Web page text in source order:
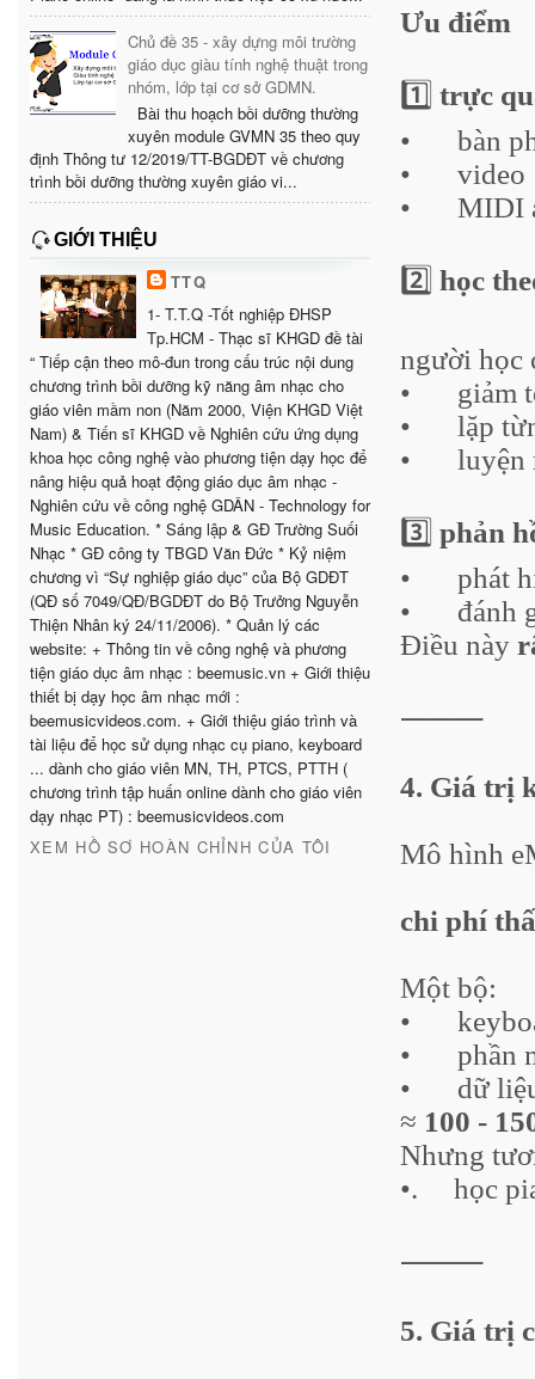
Chủ đề 35 - xây dựng môi trường
giáo dục giàu tính nghệ thuật trong
nhóm, lớp tại cơ sở GDMN.
Bài thu hoạch bồi dưỡng thường
xuyên module GVMN 35 theo quy
định Thông tư 12/2019/TT-BGDĐT về chương
trình bồi dưỡng thường xuyên giáo vi...
GIỚI THIỆU
TTQ
1- T.T.Q -Tốt nghiệp ĐHSP
Tp.HCM - Thạc sĩ KHGD đề tài
“ Tiếp cận theo mô-đun trong cấu trúc nội dung
chương trình bồi dưỡng kỹ năng âm nhạc cho
giáo viên mầm non (Năm 2000, Viện KHGD Việt
Nam) & Tiến sĩ KHGD về Nghiên cứu ứng dụng
khoa học công nghệ vào phương tiện dạy học để
nâng hiệu quả hoạt động giáo dục âm nhạc -
Nghiên cứu về công nghệ GDÂN - Technology for
Music Education. * Sáng lập & GĐ Trường Suối
Nhạc * GĐ công ty TBGD Văn Đức * Kỷ niệm
chương vì “Sự nghiệp giáo dục” của Bộ GDĐT
(QĐ số 7049/QĐ/BGDĐT do Bộ Trưởng Nguyễn
Thiện Nhân ký 24/11/2006). * Quản lý các
website: + Thông tin về công nghệ và phương
tiện giáo dục âm nhạc : beemusic.vn + Giới thiệu
thiết bị dạy học âm nhạc mới :
beemusicvideos.com. + Giới thiệu giáo trình và
tài liệu để học sử dụng nhạc cụ piano, keyboard
... dành cho giáo viên MN, TH, PTCS, PTTH (
chương trình tập huấn online dành cho giáo viên
dạy nhạc PT) : beemusicvideos.com
XEM HỒ SƠ HOÀN CHỈNH CỦA TÔI
Ưu điểm
1️⃣ trực
•
bàn
•
video
•
MIDI
2️⃣ học
người học
•
giảm
•
lặp
•
luyện
3️⃣ phản
•
phát
•
đánh
Điều này
⸻
4. Giá trị
Mô hình
chi phí
Một bộ:
•
•
phần
•
dữ
≈ 100 -
Nhưng
•. học
⸻
5. Giá trị